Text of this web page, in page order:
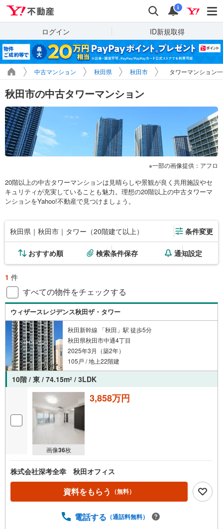
検索 通知
i
ログイン ID新規取得
中古マンション 秋田県 秋田市 タワーマンション
秋田市の中古タワーマンション
一部の画像提供：アフロ
20階以上の中古タワーマンションは見晴らしや景観が良く共用施設やセ
キュリティが充実していることも魅力。理想の20階以上の中古タワーマ
ンションをYahoo!不動産で見つけましょう。
秋田県｜秋田市｜タワー（20階建て以上） 条件変更
おすすめ順 検索条件保存 通知設定
1 件
すべての物件をチェックする
ウィザースレジデンス秋田ザ・タワー
秋田新幹線 「秋田」駅 徒歩5分
秋田県秋田市中通4丁目
2025年3月（築2年）
105戸 / 地上22階建
10階 / 東 / 74.15m2 / 3LDK
画像36枚
3,858万円
株式会社深考全幸 秋田オフィス
資料をもらう （無料）
電話する （通話料無料）